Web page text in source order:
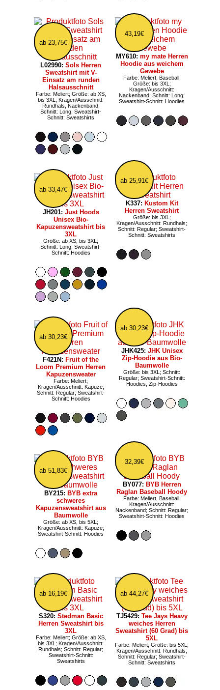
ab 23,75€
L02990: Sols Herren
Sweatshirt mit V-
Einsatz am runden
Halsausschnitt
Farbe: Meliert; Größe: ab XS,
bis 3XL; Kragen/Ausschnitt:
Rundhals, Nackenband;
Schnitt: Long; Sweatshirt-
Schnitt: Sweatshirts
43,19€
MY610: my mate Herren
Hoodie aus weichem
Gewebe
Farbe: Meliert, Baseball;
Größe: bis 3XL;
Kragen/Ausschnitt:
Nackenband; Schnitt: Long;
Sweatshirt-Schnitt: Hoodies
ab 33,47€
JH201: Just Hoods
Unisex Bio-
Kapuzensweatshirt bis
3XL
Größe: ab XS, bis 3XL;
Schnitt: Long; Sweatshirt-
Schnitt: Hoodies
ab 25,91€
K337: Kustom Kit
Herren Sweatshirt
Größe: bis 3XL;
Kragen/Ausschnitt: Rundhals;
Schnitt: Regular; Sweatshirt-
Schnitt: Sweatshirts
ab 30,23€
F421N: Fruit of the
Loom Premium Herren
Kapuzensweater
Farbe: Meliert;
Kragen/Ausschnitt: Kapuze;
Schnitt: Regular; Sweatshirt-
Schnitt: Hoodies
ab 30,23€
JHK425: JHK Unisex
Zip-Hoodie aus Bio-
Baumwolle
Größe: bis 3XL; Schnitt:
Regular; Sweatshirt-Schnitt:
Hoodies, Zip-Hoodies
ab 51,83€
BY215: BYB extra
schweres
Kapuzensweatshirt aus
Baumwolle
Größe: ab XS, bis 5XL;
Kragen/Ausschnitt: Kapuze;
Sweatshirt-Schnitt: Hoodies
32,39€
BY077: BYB Herren
Raglan Baseball Hoody
Farbe: Meliert, Baseball;
Kragen/Ausschnitt:
Nackenband; Schnitt: Regular;
Sweatshirt-Schnitt: Hoodies
ab 16,19€
S320: Stedman Basic
Herren Sweatshirt bis
3XL
Farbe: Meliert; Größe: ab XS,
bis 3XL; Kragen/Ausschnitt:
Rundhals; Schnitt: Regular;
Sweatshirt-Schnitt:
Sweatshirts
ab 44,27€
TJ5429: Tee Jays Heavy
weiches Herren
Sweatshirt (60 Grad) bis
5XL
Farbe: Meliert; Größe: bis 5XL;
Kragen/Ausschnitt: Rundhals;
Schnitt: Regular; Sweatshirt-
Schnitt: Sweatshirts